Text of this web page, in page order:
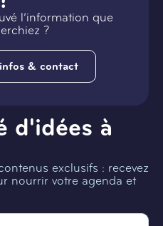
l’information que
?
& contact
d'idées à
exclusifs : recevez
nourrir votre agenda et